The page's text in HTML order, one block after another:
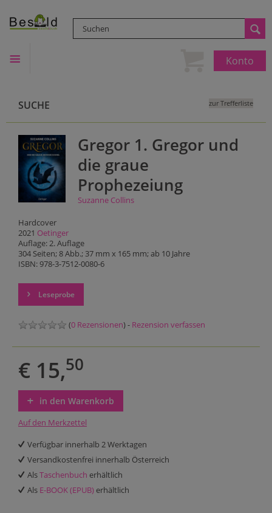
Konto
SUCHE zur Trefferliste
Gregor 1. Gregor und
die graue
Prophezeiung
Suzanne Collins
Hardcover
2021 Oetinger
Auflage: 2. Auflage
304 Seiten; 8 Abb.; 37 mm x 165 mm; ab 10 Jahre
ISBN: 978-3-7512-0080-6
Leseprobe
(0 Rezensionen) - Rezension verfassen
€ 15,50
in den Warenkorb
Auf den Merkzettel
Verfügbar innerhalb 2 Werktagen
Versandkostenfrei innerhalb Österreich
AlsTaschenbuch erhältlich
Als E-BOOK (EPUB) erhältlich